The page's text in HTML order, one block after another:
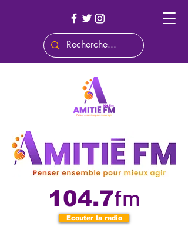
104.7fm
Ecouter la radio